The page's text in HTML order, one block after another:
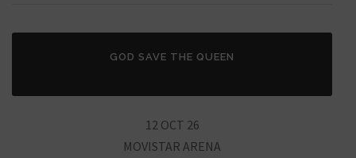
GOD SAVE THE QUEEN
12 OCT 26
MOVISTAR ARENA